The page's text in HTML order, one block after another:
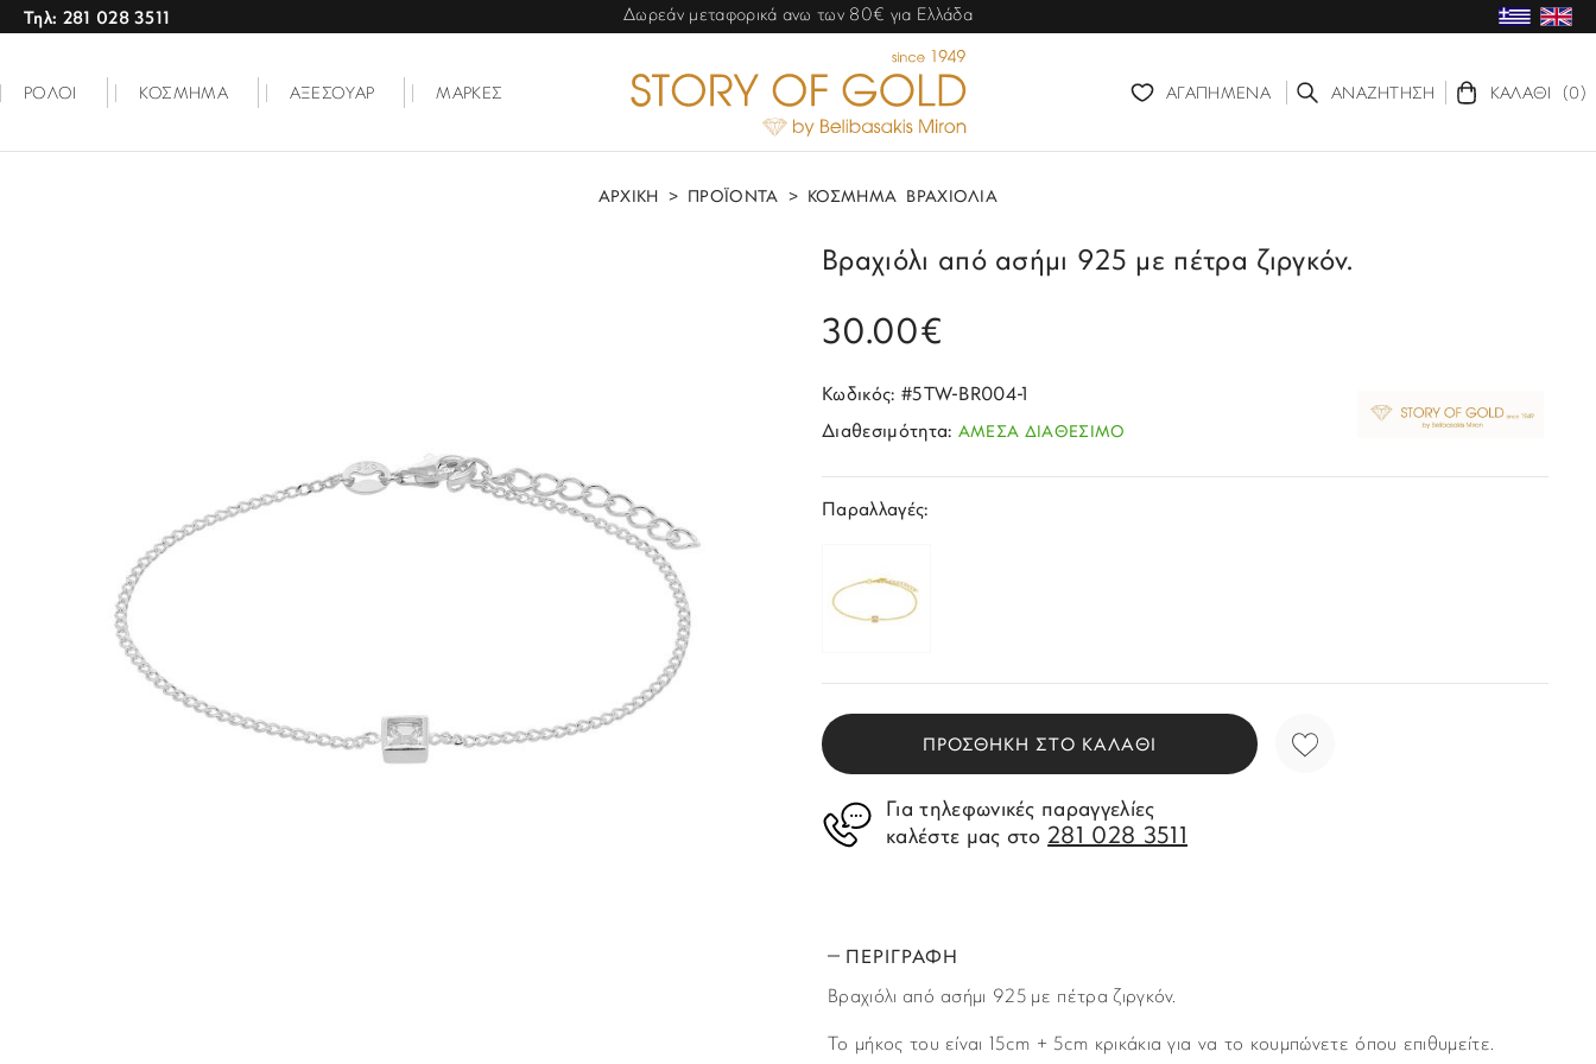
Τηλ: 281 028 3511 Δωρεάν μεταφορικά ανω των 80€ για Ελλάδα
ΡΟΛΟΙ ΚΟΣΜΗΜΑ ΑΞΕΣΟΥΑΡ ΜΑΡΚΕΣ ΑΓΑΠΗΜΕΝΑ ΑΝΑΖΗΤΗΣΗ ΚΑΛΑΘΙ (0)
ΑΡΧΙΚΗ > ΠΡΟΪΟΝΤΑ > ΚΟΣΜΗΜΑ ΒΡΑΧΙΟΛΙΑ
Βραχιόλι από ασήμι 925 με πέτρα ζιργκόν.
30.00€
Κωδικός: #5TW-BR004-1
Διαθεσιμότητα: ΑΜΕΣΑ ΔΙΑΘΕΣΙΜΟ
Παραλλαγές:
ΠΡΟΣΘΗΚΗ ΣΤΟ ΚΑΛΑΘΙ
Για τηλεφωνικές παραγγελίες
καλέστε μας στο281 028 3511
ΠΕΡΙΓΡΑΦΗ
Βραχιόλι από ασήμι 925 με πέτρα ζιργκόν.
Το μήκος του είναι 15cm + 5cm κρικάκια για να το κουμπώνετε όπου επιθυμείτε.